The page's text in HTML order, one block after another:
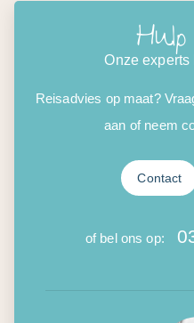
Onze
Reisadvies op maat?
aan of neem
Contact
of bel ons op: